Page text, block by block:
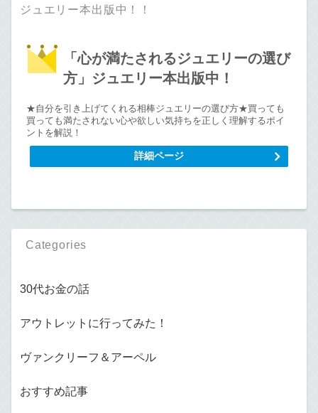
ジュエリー本出版中！！
「心が満たされるジュエリーの選び
方」ジュエリー本出版中！
★自分を引き上げてくれる相棒ジュエリーの選び方★買っても
買っても満たされない心や欲しい気持ちを正しく理解するポイ
ントを解説！
詳細ページ
Categories
30代お金の話
アウトレットに行ってみた！
ヴァンクリーフ＆アーペル
おすすめ記事